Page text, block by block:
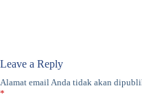
Leave a Reply
Alamat email Anda tidak akan
*